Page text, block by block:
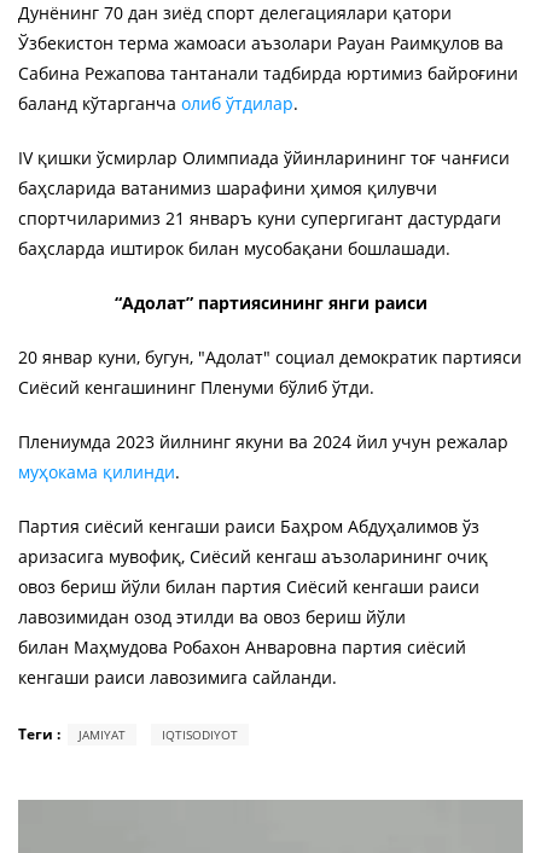
Дунёнинг 70 дан зиёд спорт делегациялари қатори
Ўзбекистон терма жамоаси аъзолари Рауан Раимқулов ва
Сабина Режапова тантанали тадбирда юртимиз байроғини
баланд кўтарганча олиб ўтдилар.
IV қишки ўсмирлар Олимпиада ўйинларининг тоғ чанғиси
баҳсларида ватанимиз шарафини ҳимоя қилувчи
спортчиларимиз 21 январъ куни супергигант дастурдаги
баҳсларда иштирок билан мусобақани бошлашади.
“Адолат” партиясининг янги раиси
20 январ куни, бугун, "Адолат" социал демократик партияси
Сиёсий кенгашининг Пленуми бўлиб ўтди.
Плениумда 2023 йилнинг якуни ва 2024 йил учун режалар
муҳокама қилинди.
Партия сиёсий кенгаши раиси Баҳром Абдуҳалимов ўз
аризасига мувофиқ, Сиёсий кенгаш аъзоларининг очиқ
овоз бериш йўли билан партия Сиёсий кенгаши раиси
лавозимидан озод этилди ва овоз бериш йўли
билан Маҳмудова Робахон Анваровна партия сиёсий
кенгаши раиси лавозимига сайланди.
Теги : JAMIYAT IQTISODIYOT